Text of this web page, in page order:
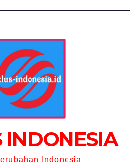
INDONESIA
Indonesia